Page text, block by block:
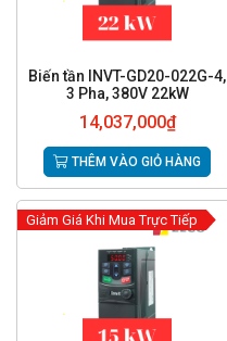
Biến tần INVT-GD20-022G-4,
3 Pha, 380V 22kW
14,037,000₫
THÊM VÀO GIỎ HÀNG
Giảm Giá Khi Mua Trực Tiếp